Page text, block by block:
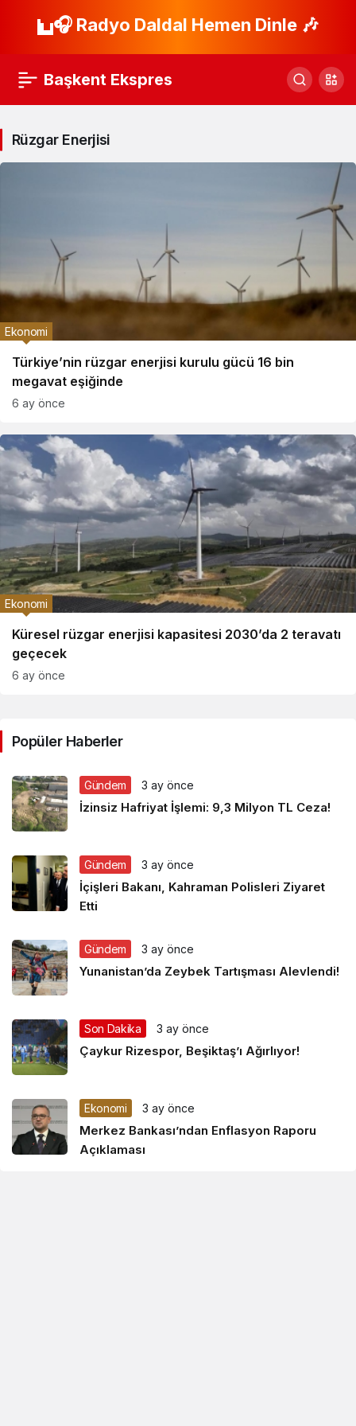
🎧 Radyo Daldal Hemen Dinle 🎶
Başkent Ekspres
Rüzgar Enerjisi
Türkiye’nin rüzgar enerjisi kurulu gücü 16 bin
megavat eşiğinde
Ekonomi
6 ay önce
Küresel rüzgar enerjisi kapasitesi 2030’da 2 teravatı
geçecek
Ekonomi
6 ay önce
Popüler Haberler
Gündem 3 ay önce
İzinsiz Hafriyat İşlemi: 9,3 Milyon TL Ceza!
Gündem 3 ay önce
İçişleri Bakanı, Kahraman Polisleri Ziyaret
Etti
Gündem 3 ay önce
Yunanistan’da Zeybek Tartışması Alevlendi!
Son Dakika 3 ay önce
Çaykur Rizespor, Beşiktaş’ı Ağırlıyor!
Ekonomi 3 ay önce
Merkez Bankası’ndan Enflasyon Raporu
Açıklaması